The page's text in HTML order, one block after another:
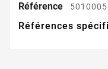
Référence
Références